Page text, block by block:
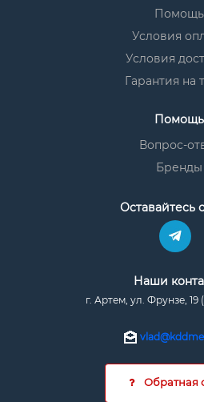
Помощь
Условия
Условия
Гарантия на
Помощь
Вопрос-
Бренды
Оставайтесь
Наши
г. Артем, ул. Фрунзе,
Обратная